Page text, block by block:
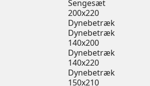
Sengesæt
200x220
Dynebetræk
Dynebetræk
140x200
Dynebetræk
140x220
Dynebetræk
150x210